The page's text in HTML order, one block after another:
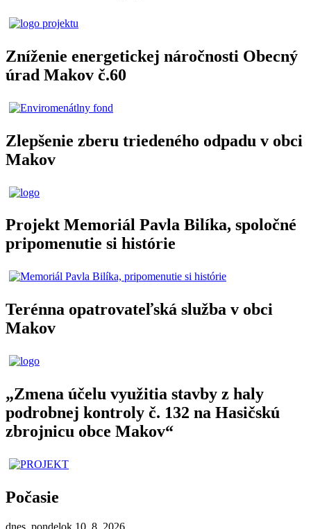
Zníženie energetickej náročnosti Obecný
úrad Makov č.60
Zlepšenie zberu triedeného odpadu v obci
Makov
Projekt Memoriál Pavla Bilíka, spoločné
pripomenutie si histórie
Terénna opatrovateľská služba v obci
Makov
„Zmena účelu využitia stavby z haly
podrobnej kontroly č. 132 na Hasičskú
zbrojnicu obce Makov“
Počasie
dnes, pondelok 10. 8. 2026